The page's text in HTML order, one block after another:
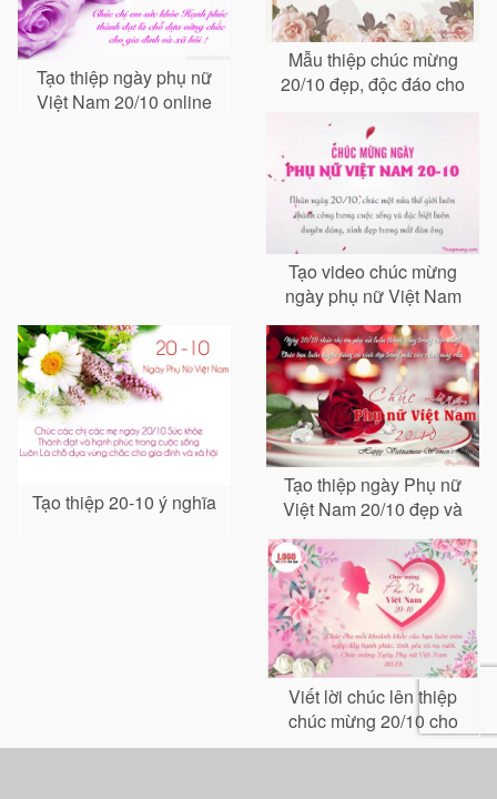
Tạo thiệp ngày phụ nữ
Việt Nam 20/10 online
Mẫu thiệp chúc mừng
20/10 đẹp, độc đáo cho
Tạo video chúc mừng
ngày phụ nữ Việt Nam
20-10
Tạo thiệp 20-10 ý nghĩa
Tạo thiệp ngày Phụ nữ
Việt Nam 20/10 đẹp và
lãng mạn nhất
Viết lời chúc lên thiệp
chúc mừng 20/10 cho
phái đẹp